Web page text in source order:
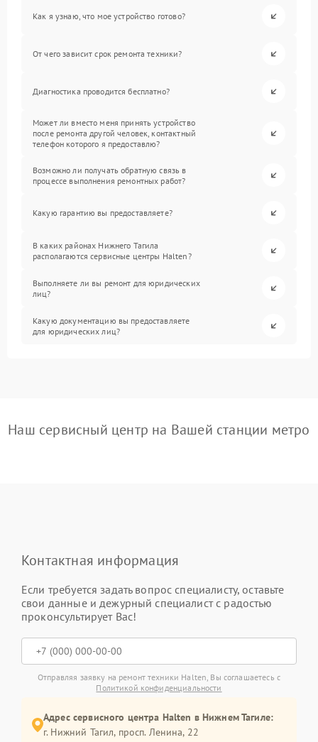
Как я узнаю, что мое устройство готово?
От чего зависит срок ремонта техники?
Диагностика проводится бесплатно?
Может ли вместо меня принять устройство
после ремонта другой человек, контактный
телефон которого я предоставлю?
Возможно ли получать обратную связь в
процессе выполнения ремонтных работ?
Какую гарантию вы предоставляете?
В каких районах Нижнего Тагила
располагаются сервисные центры Halten?
Выполняете ли вы ремонт для юридических
лиц?
Какую документацию вы предоставляете
для юридических лиц?
Наш сервисный центр на Вашей станции метро
Контактная информация
Если требуется задать вопрос специалисту, оставьте
свои данные и дежурный специалист с радостью
проконсультирует Вас!
Отправляя заявку на ремонт техники Halten, Вы соглашаетесь с
Политикой конфиденциальности
Адрес сервисного центра Halten в Нижнем Тагиле:
г. Нижний Тагил, просп. Ленина, 22